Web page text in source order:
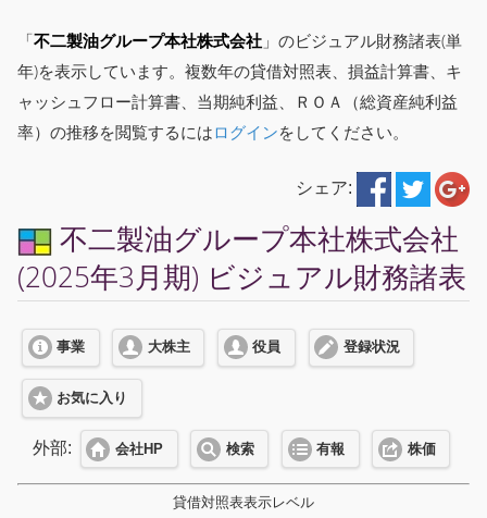
「不二製油グループ本社株式会社 」のビジュアル財務諸表(単
年)を表示しています。複数年の貸借対照表、損益計算書、キ
ャッシュフロー計算書、当期純利益、ＲＯＡ（総資産純利益
率）の推移を閲覧するにはログインをしてください。
シェア:
不二製油グループ本社株式会社
(2025年3月期) ビジュアル財務諸表
事業 大株主 役員 登録状況
お気に入り
外部: 会社HP 検索 有報 株価
貸借対照表表示レベル